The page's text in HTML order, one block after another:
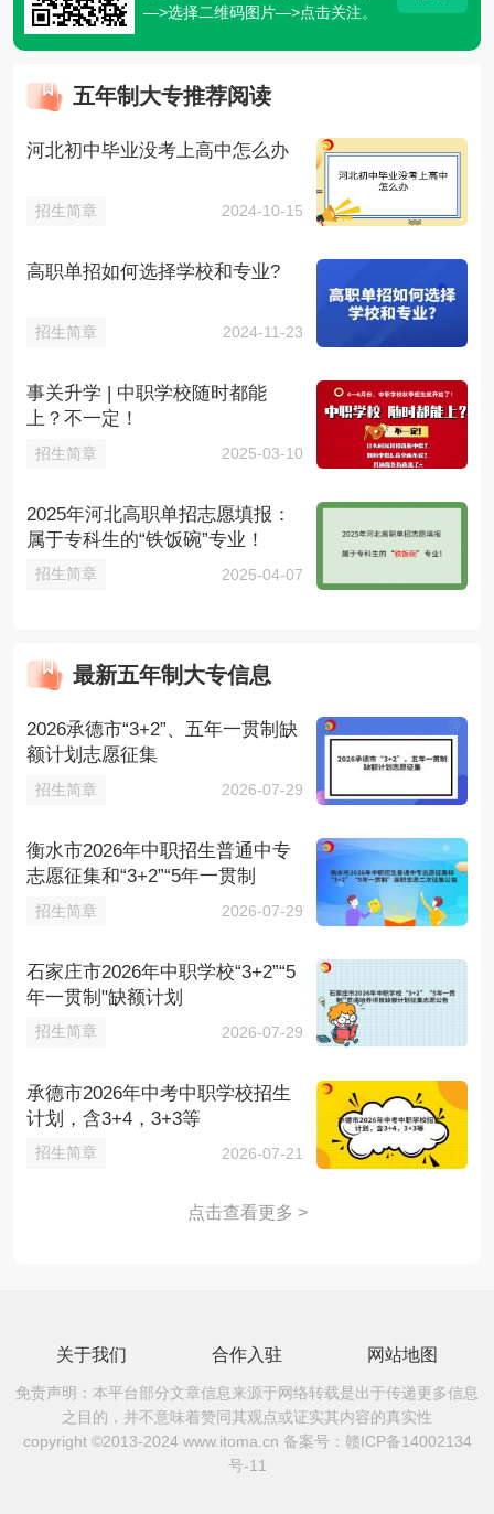
—>选择二维码图片—>点击关注。
五年制大专推荐阅读
河北初中毕业没考上高中怎么办
招生简章 2024-10-15
高职单招如何选择学校和专业?
招生简章 2024-11-23
事关升学 | 中职学校随时都能
上？不一定！
招生简章 2025-03-10
2025年河北高职单招志愿填报：
属于专科生的“铁饭碗”专业！
招生简章 2025-04-07
最新五年制大专信息
2026承德市“3+2”、五年一贯制缺
额计划志愿征集
招生简章 2026-07-29
衡水市2026年中职招生普通中专
志愿征集和“3+2”“5年一贯制
招生简章 2026-07-29
石家庄市2026年中职学校“3+2”“5
年一贯制"缺额计划
招生简章 2026-07-29
承德市2026年中考中职学校招生
计划，含3+4，3+3等
招生简章 2026-07-21
点击查看更多 >
关于我们 合作入驻 网站地图
免责声明：本平台部分文章信息来源于网络转载是出于传递更多信息
之目的，并不意味着赞同其观点或证实其内容的真实性
copyright ©2013-2024 www.itoma.cn 备案号： 赣ICP备14002134
号-11